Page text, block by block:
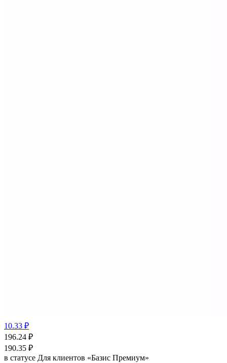
10.33 ₽
196.24 ₽
190.35 ₽
в статусе Для клиентов «Базис Премиум»